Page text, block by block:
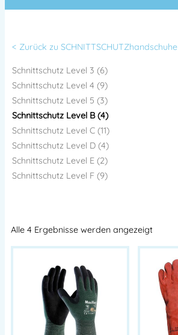
< Zurück zu SCHNITTSCHUTZhandschuhe
Schnittschutz Level 3 (6)
Schnittschutz Level 4 (9)
Schnittschutz Level 5 (3)
Schnittschutz Level B (4)
Schnittschutz Level C (11)
Schnittschutz Level D (4)
Schnittschutz Level E (2)
Schnittschutz Level F (9)
Alle 4 Ergebnisse werden angezeigt